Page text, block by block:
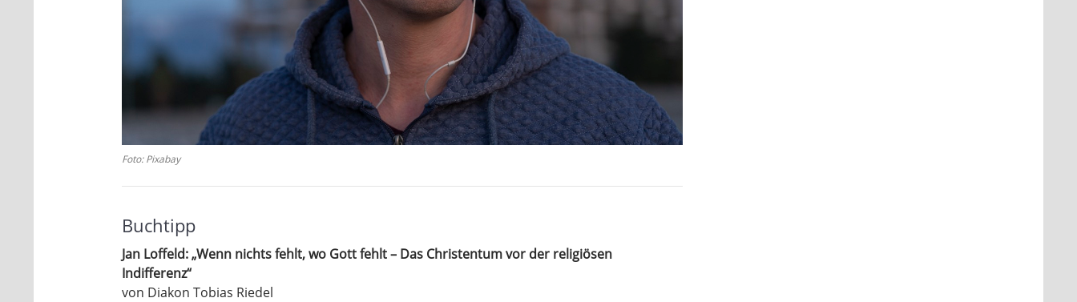
Foto: Pixabay
Buchtipp
Jan Loffeld: „Wenn nichts fehlt, wo Gott fehlt – Das Christentum vor der religiösen
Indifferenz“
von Diakon Tobias Riedel